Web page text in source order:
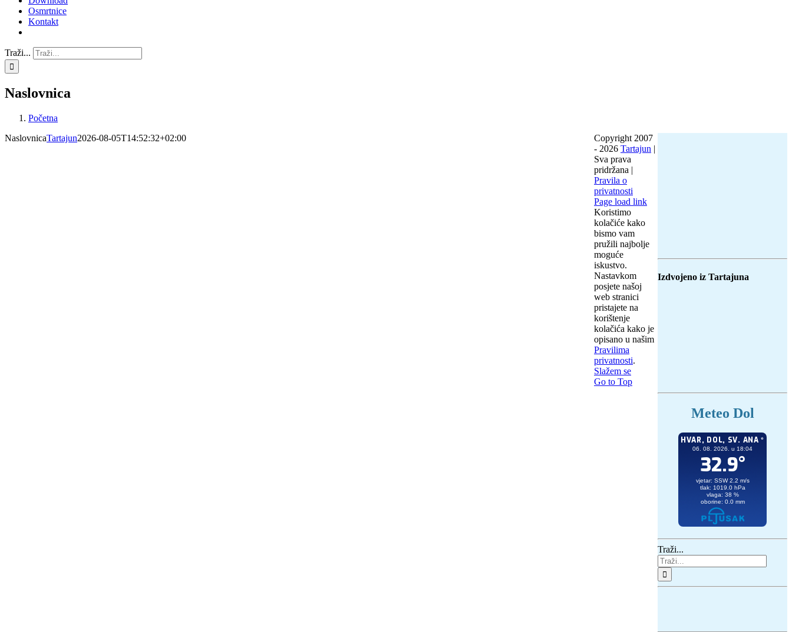
Osmrtnice
Kontakt
Traži...
Naslovnica
Početna
NaslovnicaTartajun2026-08-05T14:52:32+02:00
Izdvojeno iz Tartajuna
Meteo Dol
Traži...
Copyright 2007
- 2026 Tartajun |
Sva prava
pridržana |
Pravila o
privatnosti
Page load link
Koristimo
kolačiće kako
bismo vam
pružili najbolje
moguće
iskustvo.
Nastavkom
posjete našoj
web stranici
pristajete na
korištenje
kolačića kako je
opisano u našim
Pravilima
privatnosti.
Slažem se
Go to Top